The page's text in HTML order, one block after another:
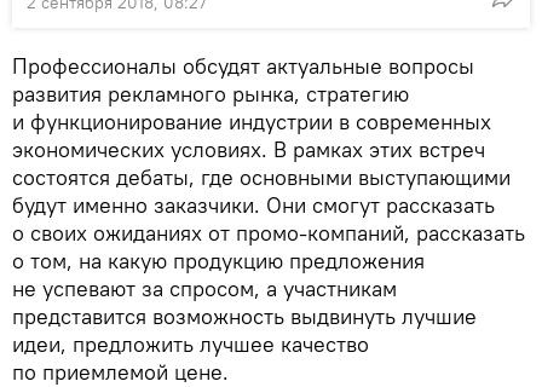
Профессионалы обсудят актуальные вопросы
развития рекламного рынка, стратегию
и функционирование индустрии в современных
экономических условиях. В рамках этих встреч
состоятся дебаты, где основными выступающими
будут именно заказчики. Они смогут рассказать
о своих ожиданиях от промо-компаний, рассказать
о том, на какую продукцию предложения
не успевают за спросом, а участникам
представится возможность выдвинуть лучшие
идеи, предложить лучшее качество
по приемлемой цене.